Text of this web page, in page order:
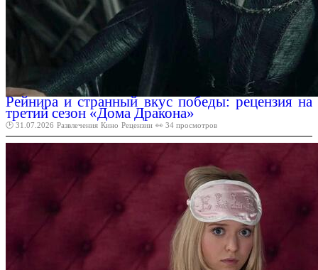
Рейнира и странный вкус победы: рецензия на
третий сезон «Дома Дракона»
🕑 31.07.2026 Развлечения Кино Рецензии 👀 34 просмотров